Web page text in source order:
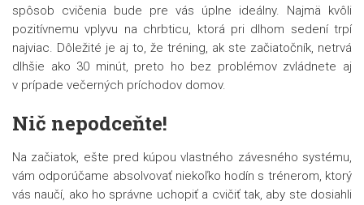
spôsob cvičenia bude pre vás úplne ideálny. Najmä kvôli
pozitívnemu vplyvu na chrbticu, ktorá pri dlhom sedení trpí
najviac. Dôležité je aj to, že tréning, ak ste začiatočník, netrvá
dlhšie ako 30 minút, preto ho bez problémov zvládnete aj
v prípade večerných príchodov domov.
Nič nepodceňte!
Na začiatok, ešte pred kúpou vlastného závesného systému,
vám odporúčame absolvovať niekoľko hodín s trénerom, ktorý
vás naučí, ako ho správne uchopiť a cvičiť tak, aby ste dosiahli